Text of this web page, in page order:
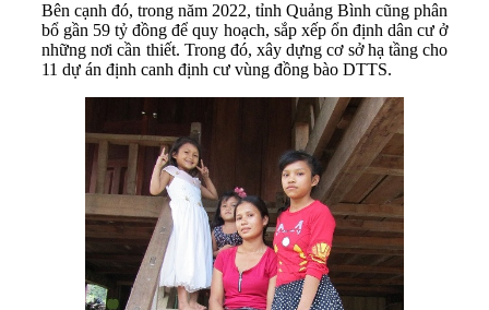
Bên cạnh đó, trong năm 2022, tỉnh Quảng Bình cũng phân
bổ gần 59 tỷ đồng để quy hoạch, sắp xếp ổn định dân cư ở
những nơi cần thiết. Trong đó, xây dựng cơ sở hạ tầng cho
11 dự án định canh định cư vùng đồng bào DTTS.